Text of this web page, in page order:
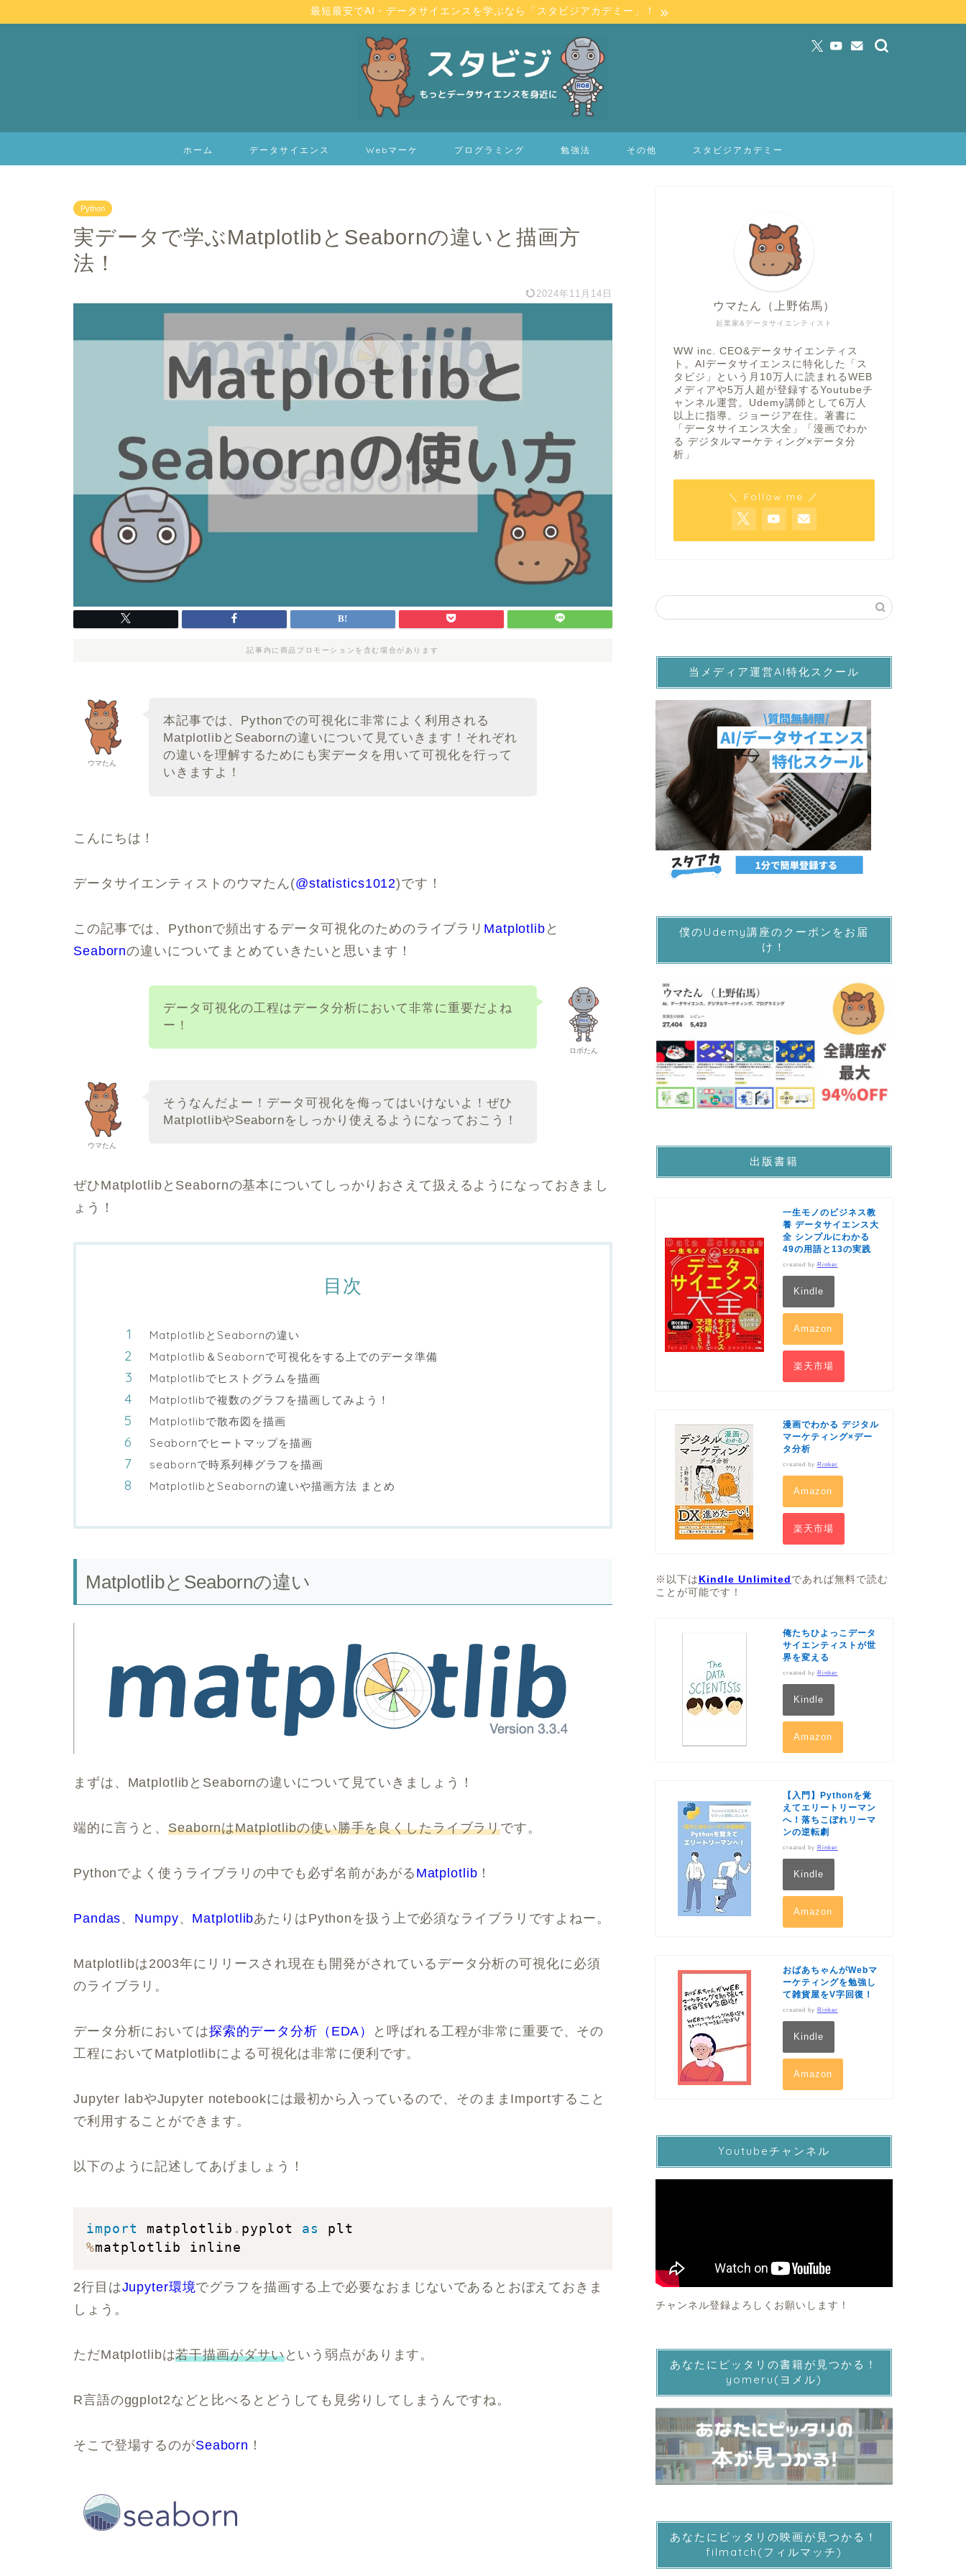
最短最安でAI・データサイエンスを学ぶなら「スタビジアカデミー」！
ホーム データサイエンス Webマーケ プログラミング 勉強法 その他 スタビジアカデミー
Python
実データで学ぶMatplotlibとSeabornの違いと描画方
法！
2024年11月14日
記事内に商品プロモーションを含む場合があります
ウマたん
本記事では、Pythonでの可視化に非常によく利用される
MatplotlibとSeabornの違いについて見ていきます！それぞれ
の違いを理解するためにも実データを用いて可視化を行って
いきますよ！
こんにちは！
データサイエンティストのウマたん(@statistics1012)です！
この記事では、Pythonで頻出するデータ可視化のためのライブラリ Matplotlib と
Seabornの違いについてまとめていきたいと思います！
ロボたん
データ可視化の工程はデータ分析において非常に重要だよね
ー！
ウマたん
そうなんだよー！データ可視化を侮ってはいけないよ！ぜひ
MatplotlibやSeabornをしっかり使えるようになっておこう！
ぜひMatplotlibとSeabornの基本についてしっかりおさえて扱えるようになっておきまし
ょう！
目次
MatplotlibとSeabornの違い
Matplotlib＆Seabornで可視化をする上でのデータ準備
Matplotlibでヒストグラムを描画
Matplotlibで複数のグラフを描画してみよう！
Matplotlibで散布図を描画
Seabornでヒートマップを描画
seabornで時系列棒グラフを描画
MatplotlibとSeabornの違いや描画方法 まとめ
MatplotlibとSeabornの違い
まずは、MatplotlibとSeabornの違いについて見ていきましょう！
端的に言うと、SeabornはMatplotlibの使い勝手を良くしたライブラリです。
Pythonでよく使うライブラリの中でも必ず名前があがる Matplotlib ！
Pandas、 Numpy、 MatplotlibあたりはPythonを扱う上で必須なライブラリですよねー。
Matplotlibは2003年にリリースされ現在も開発がされているデータ分析の可視化に必須
のライブラリ。
データ分析においては探索的データ分析（EDA）
と呼ばれる工程が非常に重要で、その
工程においてMatplotlibによる可視化は非常に便利です。
Jupyter labやJupyter notebookには最初から入っているので、そのままImportすること
で利用することができます。
以下のように記述してあげましょう！
import matplotlib . pyplot as
%matplotlib inline
2行目はJupyter環境でグラフを描画する上で必要なおまじないであるとおぼえておきま
しょう。
ただMatplotlibは若干描画がダサいという弱点があります。
R言語のggplot2などと比べるとどうしても見劣りしてしまうんですね。
そこで登場するのがSeaborn ！
起業家&データサイエンティスト
ウマたん（上野佑馬）
WW inc. CEO&データサイエンティス
ト。AIデータサイエンスに特化した「ス
タビジ」という月10万人に読まれるWEB
メディアや5万人超が登録するYoutubeチ
ャンネル運営。Udemy講師として6万人
以上に指導。ジョージア在住。著書に
「データサイエンス大全」「漫画でわか
る デジタルマーケティング×データ分
析」
＼ Follow me ／
当メディア運営AI特化スクール
僕のUdemy講座のクーポンをお届
け！
出版書籍
一生モノのビジネス教
養 データサイエンス大
全 シンプルにわかる
49の用語と13の実践
created by Rinker
Kindle
Amazon
楽天市場
漫画でわかる デジタル
マーケティング×デー
タ分析
created by Rinker
Amazon
楽天市場
※以下は Kindle Unlimited であれば無料で読む
ことが可能です！
俺たちひよっこデータ
サイエンティストが世
界を変える
created by Rinker
Kindle
Amazon
【入門】Pythonを覚
えてエリートリーマン
へ！落ちこぼれリーマ
ンの逆転劇
created by Rinker
Kindle
Amazon
おばあちゃんがWebマ
ーケティングを勉強し
て雑貨屋をV字回復！
created by Rinker
Kindle
Amazon
Youtubeチャンネル
チャンネル登録よろしくお願いします！
あなたにピッタリの書籍が見つかる！
yomeru(ヨメル)
あなたにピッタリの映画が見つかる！
filmatch(フィルマッチ)